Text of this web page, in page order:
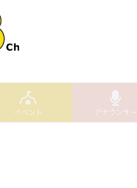
イベント アナウンサー